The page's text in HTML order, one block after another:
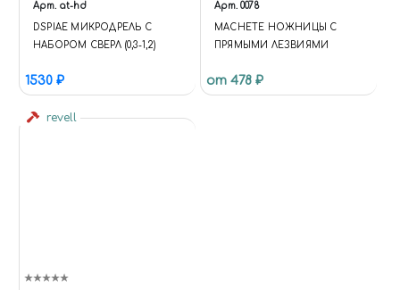
Арт. at-hd
DSPIAE МИКРОДРЕЛЬ С
НАБОРОМ СВЕРЛ (0,3-1,2)
1530 ₽
Арт. 0078
MACHETE НОЖНИЦЫ С
ПРЯМЫМИ ЛЕЗВИЯМИ
от 478 ₽
revell